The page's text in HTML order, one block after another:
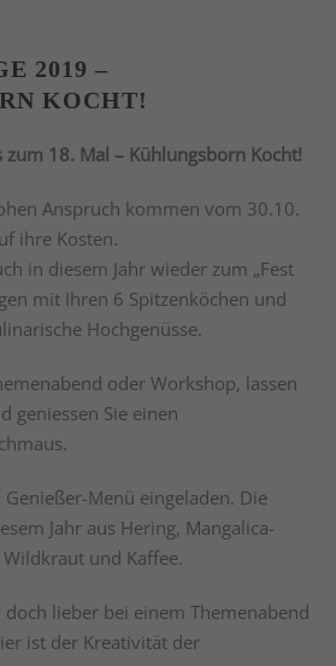
2019 –
KOCHT!
zum 18. Mal – Kühlungsborn Kocht!
Anspruch kommen vom 30.10.
ihre Kosten.
in diesem Jahr wieder zum „Fest
mit Ihren 6 Spitzenköchen und
Hochgenüsse.
oder Workshop, lassen
geniessen Sie einen
Menü eingeladen. Die
Jahr aus Hering, Mangalica-
und Kaffee.
lieber bei einem Themenabend
ist der Kreativität der